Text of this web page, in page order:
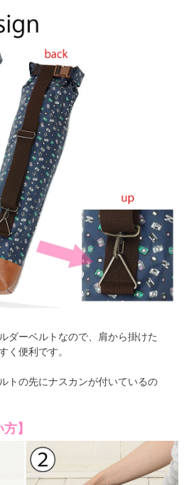
ダーベルトなので、肩から掛けた
く便利です。
トの先にナスカンが付いているの
】